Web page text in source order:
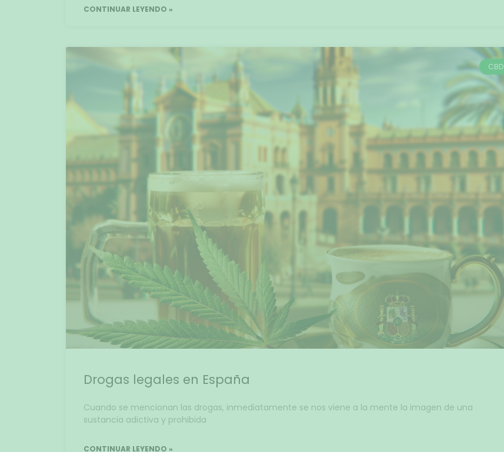
CONTINUAR LEYENDO »
CBD
Drogas legales en España
Cuando se mencionan las drogas, inmediatamente se nos viene a la mente la imagen de una
sustancia adictiva y prohibida
CONTINUAR LEYENDO »